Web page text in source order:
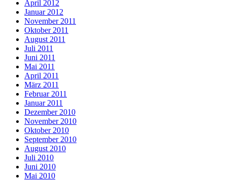
April 2012
Januar 2012
November 2011
Oktober 2011
August 2011
Juli 2011
Juni 2011
Mai 2011
April 2011
März 2011
Februar 2011
Januar 2011
Dezember 2010
November 2010
Oktober 2010
September 2010
August 2010
Juli 2010
Juni 2010
Mai 2010